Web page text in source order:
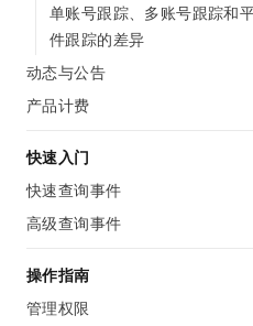
单账号跟踪、多账号跟踪和
件跟踪的差异
动态与公告
产品计费
快速入门
快速查询事件
高级查询事件
操作指南
管理权限